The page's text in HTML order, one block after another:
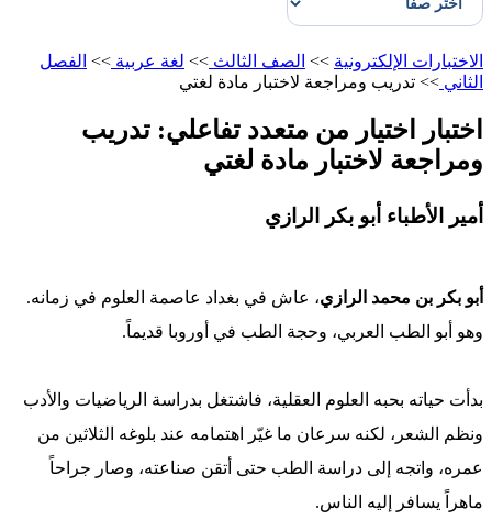
الاختبارات الإلكترونية >> الصف الثالث >> لغة عربية >> الفصل
الثاني >> تدريب ومراجعة لاختبار مادة لغتي
اختبار اختيار من متعدد تفاعلي: تدريب
ومراجعة لاختبار مادة لغتي
أمير الأطباء أبو بكر الرازي
أبو بكر بن محمد الرازي، عاش في بغداد عاصمة العلوم في زمانه.
وهو أبو الطب العربي، وحجة الطب في أوروبا قديماً.
بدأت حياته بحبه العلوم العقلية، فاشتغل بدراسة الرياضيات والأدب
ونظم الشعر، لكنه سرعان ما غيّر اهتمامه عند بلوغه الثلاثين من
عمره، واتجه إلى دراسة الطب حتى أتقن صناعته، وصار جراحاً
ماهراً يسافر إليه الناس.